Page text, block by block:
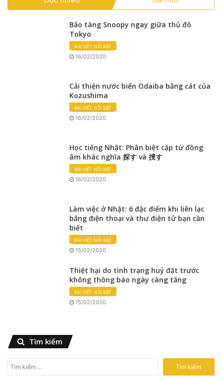
Bảo tàng Snoopy ngay giữa thủ đô
Tokyo
BÀI VIẾT NỔI BẬT
16/02/2020
Cải thiện nước biển Odaiba bằng cát của
Kozushima
BÀI VIẾT NỔI BẬT
16/02/2020
Học tiếng Nhật: Phân biệt cặp từ đồng
âm khác nghĩa 探す và 捜す
BÀI VIẾT NỔI BẬT
16/02/2020
Làm việc ở Nhật: 6 đặc điểm khi liên lạc
bằng điện thoại và thư điện tử bạn cần
biết
BÀI VIẾT NỔI BẬT
15/02/2020
Thiệt hại do tình trạng huỷ đặt trước
không thông báo ngày càng tăng
BÀI VIẾT NỔI BẬT
15/02/2020
Tìm kiếm